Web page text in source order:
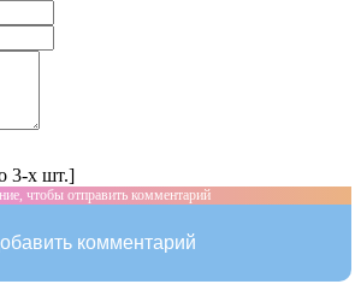
3-х шт.]
чтобы отправить комментарий
комментарий